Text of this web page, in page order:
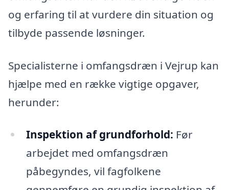
og erfaring til at vurdere din situation og
tilbyde passende løsninger.
Specialisterne i omfangsdræn i Vejrup kan
hjælpe med en række vigtige opgaver,
herunder:
Inspektion af grundforhold: Før
arbejdet med omfangsdræn
påbegyndes, vil fagfolkene